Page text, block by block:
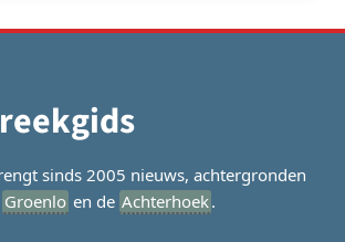
sinds 2005 nieuws, achtergronden
Groenlo en de Achterhoek.